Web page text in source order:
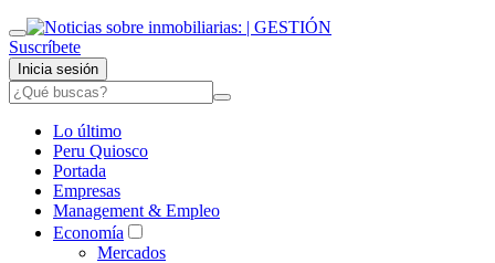
Suscríbete
Inicia sesión
Lo último
Peru Quiosco
Portada
Empresas
Management & Empleo
Economía
Mercados